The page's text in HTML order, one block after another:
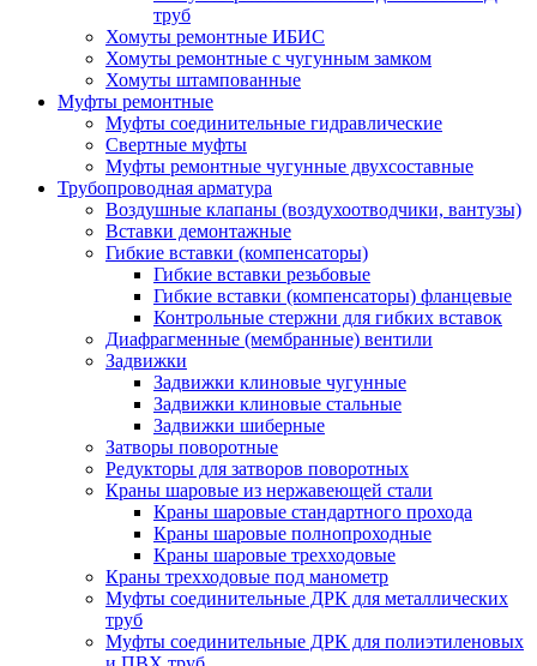
труб
Хомуты ремонтные ИБИС
Хомуты ремонтные с чугунным замком
Хомуты штампованные
Муфты ремонтные
Муфты соединительные гидравлические
Свертные муфты
Муфты ремонтные чугунные двухсоставные
Трубопроводная арматура
Воздушные клапаны (воздухоотводчики, вантузы)
Вставки демонтажные
Гибкие вставки (компенсаторы)
Гибкие вставки резьбовые
Гибкие вставки (компенсаторы) фланцевые
Контрольные стержни для гибких вставок
Диафрагменные (мембранные) вентили
Задвижки
Задвижки клиновые чугунные
Задвижки клиновые стальные
Задвижки шиберные
Затворы поворотные
Редукторы для затворов поворотных
Краны шаровые из нержавеющей стали
Краны шаровые стандартного прохода
Краны шаровые полнопроходные
Краны шаровые трехходовые
Краны трехходовые под манометр
Муфты соединительные ДРК для металлических
труб
Муфты соединительные ДРК для полиэтиленовых